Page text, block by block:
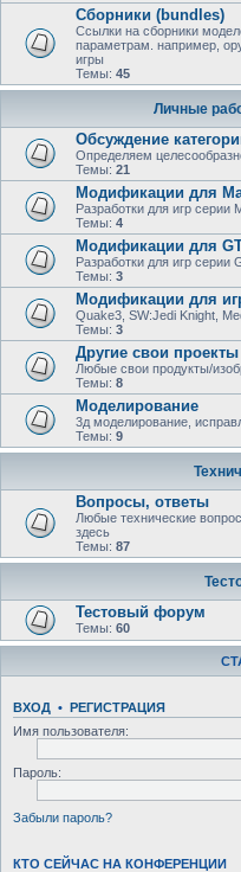
Сборники (bundles)
Ссылки на сборники
параметрам. например,
игры
Темы: 45
Личные
Обсуждение
Определяем
Темы: 21
Модификации для
Разработки для игр серии
Темы: 4
Модификации для
Разработки для игр серии
Темы: 3
Модификации для
Quake3, SW:Jedi Knight,
Темы: 3
Другие свои проекты
Любые свои продукты/
Темы: 8
Моделирование
3д моделирование,
Темы: 9
Вопросы, ответы
Любыe технические
здесь
Темы: 87
Тестовый форум
Темы: 60
ВХОД • РЕГИСТРАЦИЯ
Имя пользователя:
Пароль:
Забыли пароль?
КТО СЕЙЧАС НА КОНФЕРЕНЦИИ